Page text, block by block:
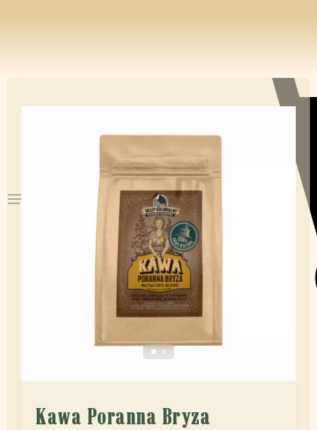
Kawa Poranna Bryza